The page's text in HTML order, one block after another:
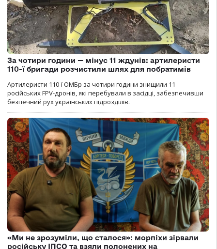
За чотири години — мінус 11 ждунів: артилеристи
110-ї бригади розчистили шлях для побратимів
Артилеристи 110-ї ОМБр за чотири години знищили 11
російських FPV-дронів, які перебували в засідці, забезпечивши
безпечний рух українських підрозділів.
«Ми не зрозуміли, що сталося»: морпіхи зірвали
російську ІПСО та взяли полонених на